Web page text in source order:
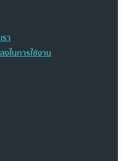
า
ในการใช้งาน